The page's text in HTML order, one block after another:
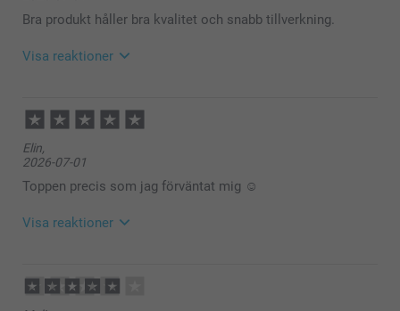
Bra produkt håller bra kvalitet och snabb tillverkning.
Visa reaktioner
14:08
Hej Patrik,
Tack för ⭐️⭐️⭐⭐️! Det glädjer oss att du är nöjd med
dina vimplar.
🩵-liga hälsningar
Helene @smartphoto
Elin,
2026-07-01
Toppen precis som jag förväntat mig ☺️
Visa reaktioner
14:12